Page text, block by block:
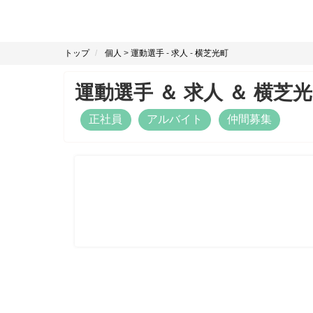
トップ 個人 > 運動選手 - 求人 - 横芝光町
運動選手 ＆求人 ＆ 横芝
正社員 アルバイト 仲間募集